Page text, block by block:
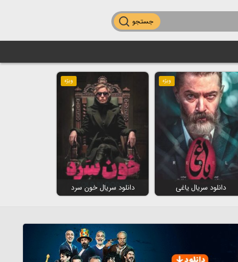
جستجو
ویژه
دانلود سریال یاغی
ویژه
دانلود سریال خون سرد